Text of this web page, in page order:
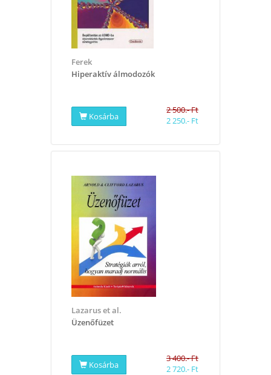
Ferek
Hiperaktív álmodozók
Kosárba
2 500.- Ft
2 250.- Ft
Lazarus et al.
Üzenőfüzet
Kosárba
3 400.- Ft
2 720.- Ft